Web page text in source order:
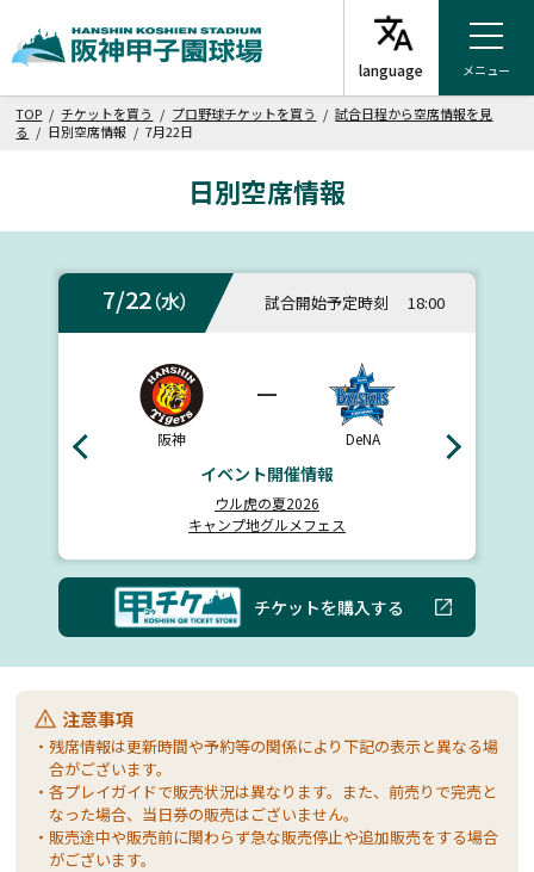
メニュー
TOP /チケットを買う / プロ野球チケットを買う /試合日程から空席情報を見
る / 日別空席情報 / 7月22日
日別空席情報
7/22（水） 試合開始予定時刻 18:00
阪神
ー
DeNA
イベント開催情報
ウル虎の夏2026
キャンプ地グルメフェス
チケットを購入する
注意事項
・残席情報は更新時間や予約等の関係により下記の表示と異なる場
合がございます。
・各プレイガイドで販売状況は異なります。また、前売りで完売と
なった場合、当日券の販売はございません。
・販売途中や販売前に関わらず急な販売停止や追加販売をする場合
がございます。